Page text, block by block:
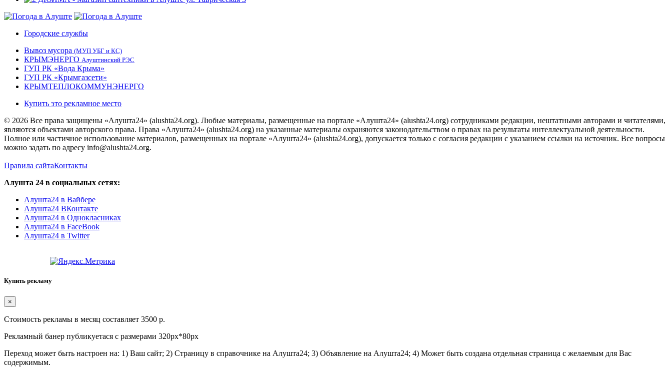
Городские службы
Вывоз мусора (МУП УБГ и КС)
КРЫМЭНЕРГО Алуштинский РЭС
ГУП РК «Вода Крыма»
ГУП РК «Крымгазсети»
КРЫМТЕПЛОКОММУНЭНЕРГО
Купить это рекламное место
© 2026 Все права защищены «Алушта24» (alushta24.org). Любые материалы, размещенные на портале «Алушта24» (alushta24.org) сотрудниками редакции, нештатными авторами и читателями,
являются объектами авторского права. Права «Алушта24» (alushta24.org) на указанные материалы охраняются законодательством о правах на результаты интеллектуальной деятельности.
Полное или частичное использование материалов, размещенных на портале «Алушта24» (alushta24.org), допускается только с согласия редакции с указанием ссылки на источник. Все вопросы
можно задать по адресу info@alushta24.org.
Правила сайтаКонтакты
Алушта 24 в социальных сетях:
Алушта24 в Вайбере
Алушта24 ВКонтакте
Алушта24 в Однокласниках
Алушта24 в FaceBook
Алушта24 в Twitter
Купить рекламу
×
Стоимость рекламы в месяц составляет 3500 р.
Рекламный банер публикуетася с размерами 320px*80px
Переход может быть настроен на: 1) Ваш сайт; 2) Страницу в справочнике на Алушта24; 3) Объявление на Алушта24; 4) Может быть создана отдельная страница с желаемым для Вас
содержимым.